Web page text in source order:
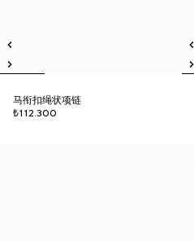
马衔扣绳状项链
₺112.300